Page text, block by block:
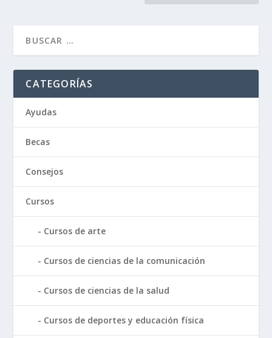
CATEGORÍAS
Ayudas
Becas
Consejos
Cursos
Cursos de arte
Cursos de ciencias de la comunicación
Cursos de ciencias de la salud
Cursos de deportes y educación física